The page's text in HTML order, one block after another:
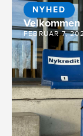
NYHED
FEBRUAR 7,